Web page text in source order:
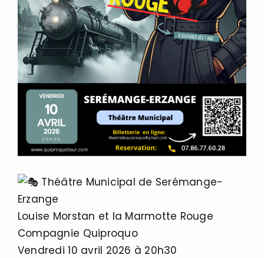
Théâtre Municipal de Serémange-
Erzange
Louise Morstan et la Marmotte Rouge
Compagnie Quiproquo
Vendredi 10 avril 2026 à 20h30